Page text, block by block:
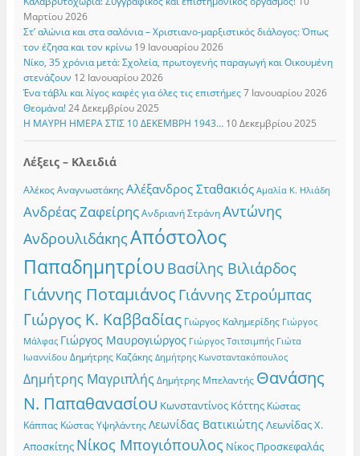
Μαρτίου 2026
Στ’ αλώνια και στα σαλόνια – Χριστιανο-μαρξιστικός διάλογος: Όπως
τον έζησα και τον κρίνω 19 Ιανουαρίου 2026
Νίκο, 35 χρόνια μετά: Σχολεία, πρωτογενής παραγωγή και Οικουμένη
στενάζουν 12 Ιανουαρίου 2026
Ένα τάβλι και λίγος καφές για όλες τις επιστήμες 7 Ιανουαρίου 2026
Θεομάνα! 24 Δεκεμβρίου 2025
Η ΜΑΥΡΗ ΗΜΕΡΑ ΣΤΙΣ 10 ΔΕΚΕΜΒΡΗ 1943… 10 Δεκεμβρίου 2025
Λέξεις – Κλειδιά
Αλέκος Αναγνωστάκης Αλέξανδρος Σταθακιός Αμαλία Κ. Ηλιάδη
Ανδρέας Ζαφείρης Ανδριανή Στράνη Αντώνης
ΑνδρουλιδάκηςΑπόστολος
Παπαδημητρίου Βασίλης Βιλιάρδος
Γιάννης Ποταμιάνος Γιάννης Στρούμπας
Γιώργος Κ. Καββαδίας Γιώργος Καλημερίδης Γιώργος
Μάλφας Γιώργος Μαυρογιώργος Γιώργος Τσιτσιμπής Γιώτα
Ιωαννίδου Δημήτρης Καζάκης Δημήτρης Κωνσταντακόπουλος
Δημήτρης Μαγριπλής Δημήτρης Μπελαντής Θανάσης
Ν. Παπαθανασίου Κωνσταντίνος Κόττης Κώστας
Κάππας Κώστας Υψηλάντης Λεωνίδας ΒατικιώτηςΛεωνίδας Χ.
Αποσκίτης Νίκος Μπογιόπουλος Νίκος Προσκεφαλάς